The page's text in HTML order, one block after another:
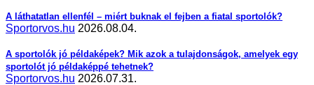
A láthatatlan ellenfél – miért buknak el fejben a fiatal sportolók?
Sportorvos.hu 2026.08.04.
A sportolók jó példaképek? Mik azok a tulajdonságok, amelyek egy
sportolót jó példaképpé tehetnek?
Sportorvos.hu 2026.07.31.